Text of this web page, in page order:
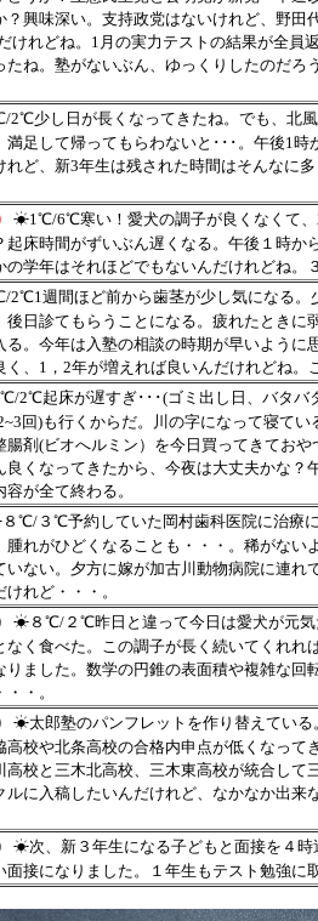
？興味深い。支持政党はないけれど、野田
けれどね。1月の実力テストの結果が全員
たね。塾がないぶん、ゆっくりしたのだろ
少し日が長くなってきたね。でも、北
満足して帰ってもらわないと･･･。午後1
れど、新3年生は残された時間はそんなに
☀1℃/6℃寒い！愛犬の調子が良くなくて、
起床時間がずいぶん遅くなる。午後１時
の学年はそれほどでもないんだけれどね。
週間ほど前から歯茎が少し気になる。
後日診てもらうことになる。疲れたときに
る。今年は入塾の相談の時期が早いように
く、1，2年が増えれば良いんだけれどね。
2℃起床が遅すぎ･･･(ゴミ出し日、バタバ
回)も行くからだ。川の字になって寝て
腸剤(ビオへルミン）を今日買ってきてお
良くなってきたから、今夜は大丈夫かな
が全て終わる。
℃/３℃予約していた岡村歯科医院に治療
腫れがひどくなることも・・・。稀がない
いない。夕方に嫁が加古川動物病院に連
れど・・・。
☀８℃/２℃昨日と違って今日は愛犬が元気
なく食べた。この調子が長く続いてくれれ
りました。数学の円錐の表面積や複雑な回
・。
☀太郎塾のパンフレットを作り替えてい
高校や北条高校の合格内申点が低くなっ
高校と三木北高校、三木東高校が統合し
ルに入稿したいんだけれど、なかなか出来
☀次、新３年生になる子どもと面接を４時
面接になりました。１年生もテスト勉強に